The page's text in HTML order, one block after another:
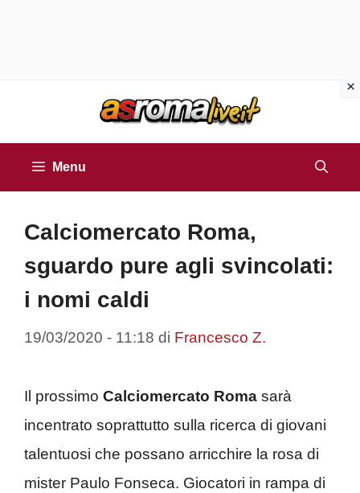
Menu
Calciomercato Roma,
sguardo pure agli svincolati:
i nomi caldi
19/03/2020 - 11:18 di Francesco Z.
Il prossimo Calciomercato Roma sarà
incentrato soprattutto sulla ricerca di giovani
talentuosi che possano arricchire la rosa di
mister Paulo Fonseca. Giocatori in rampa di